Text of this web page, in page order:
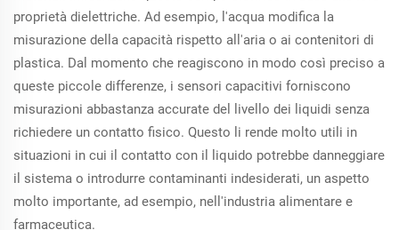
proprietà dielettriche. Ad esempio, l'acqua modifica la
misurazione della capacità rispetto all'aria o ai contenitori di
plastica. Dal momento che reagiscono in modo così preciso a
queste piccole differenze, i sensori capacitivi forniscono
misurazioni abbastanza accurate del livello dei liquidi senza
richiedere un contatto fisico. Questo li rende molto utili in
situazioni in cui il contatto con il liquido potrebbe danneggiare
il sistema o introdurre contaminanti indesiderati, un aspetto
molto importante, ad esempio, nell'industria alimentare e
farmaceutica.